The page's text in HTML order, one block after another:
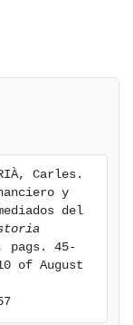
tener
pero, en
intensos
Carles.
y
del
pags. 45-
of August